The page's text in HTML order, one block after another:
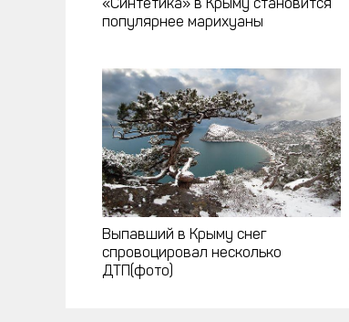
«Синтетика» в Крыму становится
популярнее марихуаны
Выпавший в Крыму снег
спровоцировал несколько
ДТП(фото)